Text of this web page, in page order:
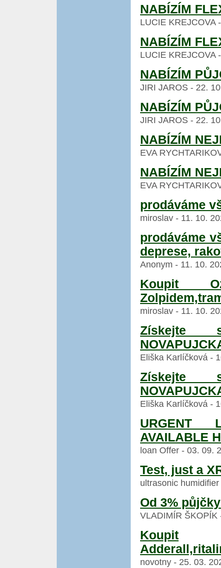
NABÍZÍM
LUCIE KREJCOVA
NABÍZÍM
LUCIE KREJCOVA
NABÍZÍM
JIRI JAROS - 22.
NABÍZÍM
JIRI JAROS - 22.
NABÍZÍM
EVA
NABÍZÍM
EVA
prodáváme
miroslav - 11. 10.
prodáváme
deprese,
Anonym - 11. 10.
Koupit
miroslav - 11. 10.
Získejte
Eliška Karlíčková -
Získejte
Eliška Karlíčková -
URGENT
AVAILABLE
loan Offer - 03. 09.
Test, just a
ultrasonic
Od 3%
VLADIMÍR
Koupit
novotny - 25. 03.